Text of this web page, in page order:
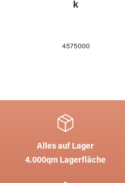
k
4575000
Alles auf Lager
4.000qm Lagerfläche